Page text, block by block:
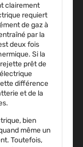
clairement
requiert
de gaz à
par la
deux fois
Si la
prêt de
différence
et de la
bien
même un
. Toutefois,